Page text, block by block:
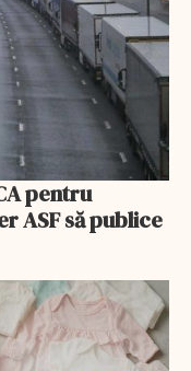
pentru
ASF să publice